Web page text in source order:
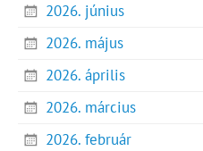
2026. június
2026. május
2026. április
2026. március
2026. február